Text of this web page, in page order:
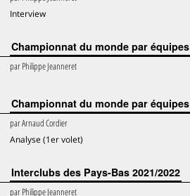
Interview
Championnat du monde par équipes
parPhilippe Jeanneret
Championnat du monde par équipes
parArnaud Cordier
Analyse (1er volet)
Interclubs des Pays-Bas 2021/2022
parPhilippe Jeanneret